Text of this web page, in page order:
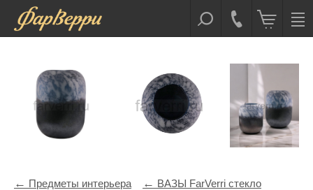
Предметы интерьера ВАЗЫ FarVerri стекло